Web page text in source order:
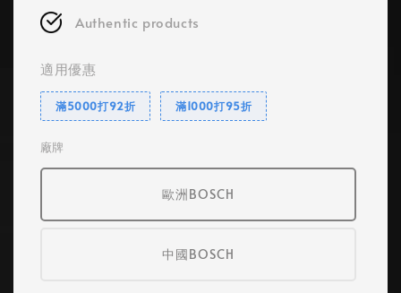
Authentic products
適用優惠
滿5000打92折 滿1000打95折
廠牌
歐洲BOSCH
中國BOSCH